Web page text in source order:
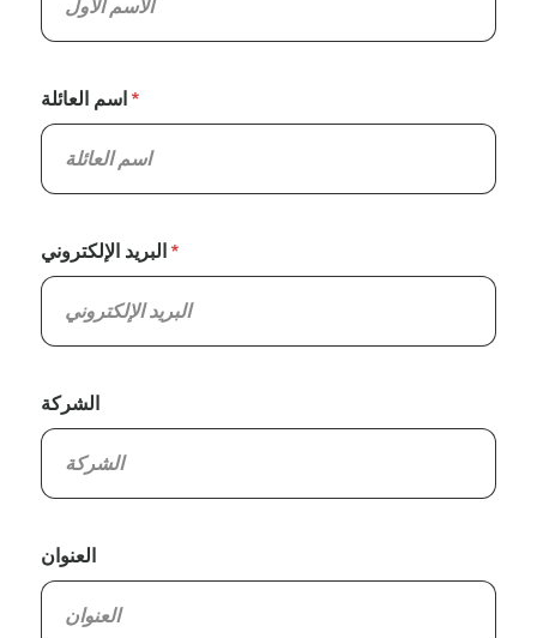
اسم العائلة
البريد الإلكتروني
الشركة
العنوان